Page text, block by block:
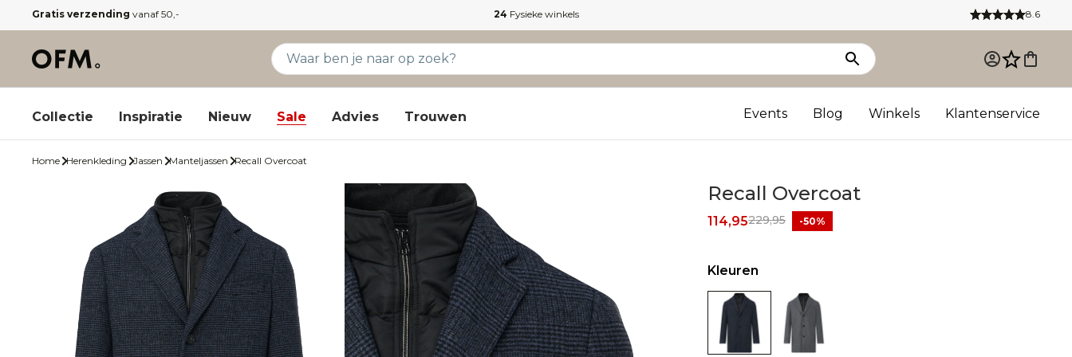
Gratis verzending vanaf 50,- 24 Fysieke winkels 8.6
Collectie Inspiratie Nieuw Sale Advies Trouwen Events Blog Winkels Klantenservice
Home Herenkleding Jassen Manteljassen Recall Overcoat
Recall Overcoat
229,95
114,95 -50%
Kleuren